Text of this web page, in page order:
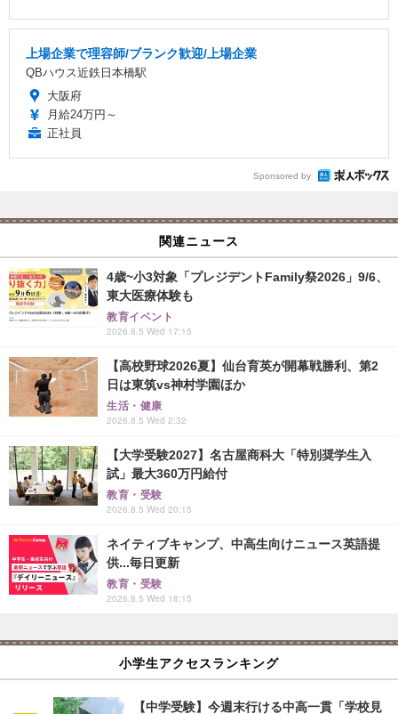
上場企業で理容師/ブランク歓迎/上場企業
QBハウス近鉄日本橋駅
大阪府
月給24万円～
正社員
Sponsored by
関連ニュース
4歳~小3対象「プレジデントFamily祭2026」9/6、
東大医療体験も
教育イベント
2026.8.5 Wed 17:15
【高校野球2026夏】仙台育英が開幕戦勝利、第2
日は東筑vs神村学園ほか
生活・健康
2026.8.5 Wed 2:32
【大学受験2027】名古屋商科大「特別奨学生入
試」最大360万円給付
教育・受験
2026.8.5 Wed 20:15
ネイティブキャンプ、中高生向けニュース英語提
供...毎日更新
教育・受験
2026.8.5 Wed 18:15
小学生アクセスランキング
【中学受験】今週末行ける中高一貫「学校見